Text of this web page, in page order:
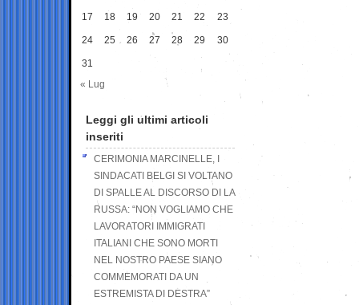
17 18 19 20 21 22 23
24 25 26 27 28 29 30
31
« Lug
Leggi gli ultimi articoli
inseriti
CERIMONIA MARCINELLE, I
SINDACATI BELGI SI VOLTANO
DI SPALLE AL DISCORSO DI LA
RUSSA: “NON VOGLIAMO CHE
LAVORATORI IMMIGRATI
ITALIANI CHE SONO MORTI
NEL NOSTRO PAESE SIANO
COMMEMORATI DA UN
ESTREMISTA DI DESTRA”